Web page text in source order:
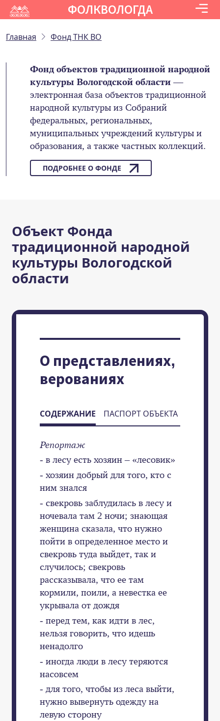
ФОЛКВОЛОГДА
Главная Фонд ТНК ВО
Фонд объектов традиционной народной
культуры Вологодской области—
электронная база объектов традиционной
народной культуры из Собраний
федеральных, региональных,
муниципальных учреждений культуры и
образования, а также частных коллекций.
ПОДРОБНЕЕ О ФОНДЕ
Объект Фонда
традиционной народной
культуры Вологодской
области
О представлениях,
верованиях
СОДЕРЖАНИЕ ПАСПОРТ ОБЪЕКТА
Репортаж
- в лесу есть хозяин – «лесовик»
- хозяин добрый для того, кто с
ним знался
- свекровь заблудилась в лесу и
ночевала там 2 ночи; знающая
женщина сказала, что нужно
пойти в определенное место и
свекровь туда выйдет, так и
случилось; свекровь
рассказывала, что ее там
кормили, поили, а невестка ее
укрывала от дождя
- перед тем, как идти в лес,
нельзя говорить, что идешь
ненадолго
- иногда люди в лесу теряются
насовсем
- для того, чтобы из леса выйти,
нужно вывернуть одежду на
левую сторону